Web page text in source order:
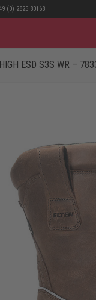
(0) 2825 80168
ESD S3S WR –